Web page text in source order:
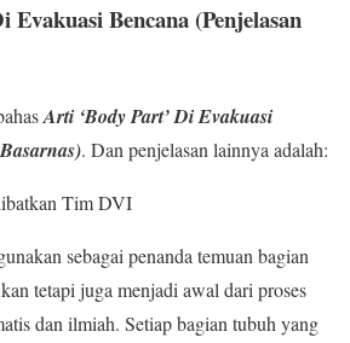
Evakuasi Bencana (Penjelasan
Arti ‘Body Part’ Di Evakuasi
. Dan penjelasan lainnya adalah:
Tim DVI
sebagai penanda temuan bagian
tetapi juga menjadi awal dari proses
dan ilmiah. Setiap bagian tubuh yang